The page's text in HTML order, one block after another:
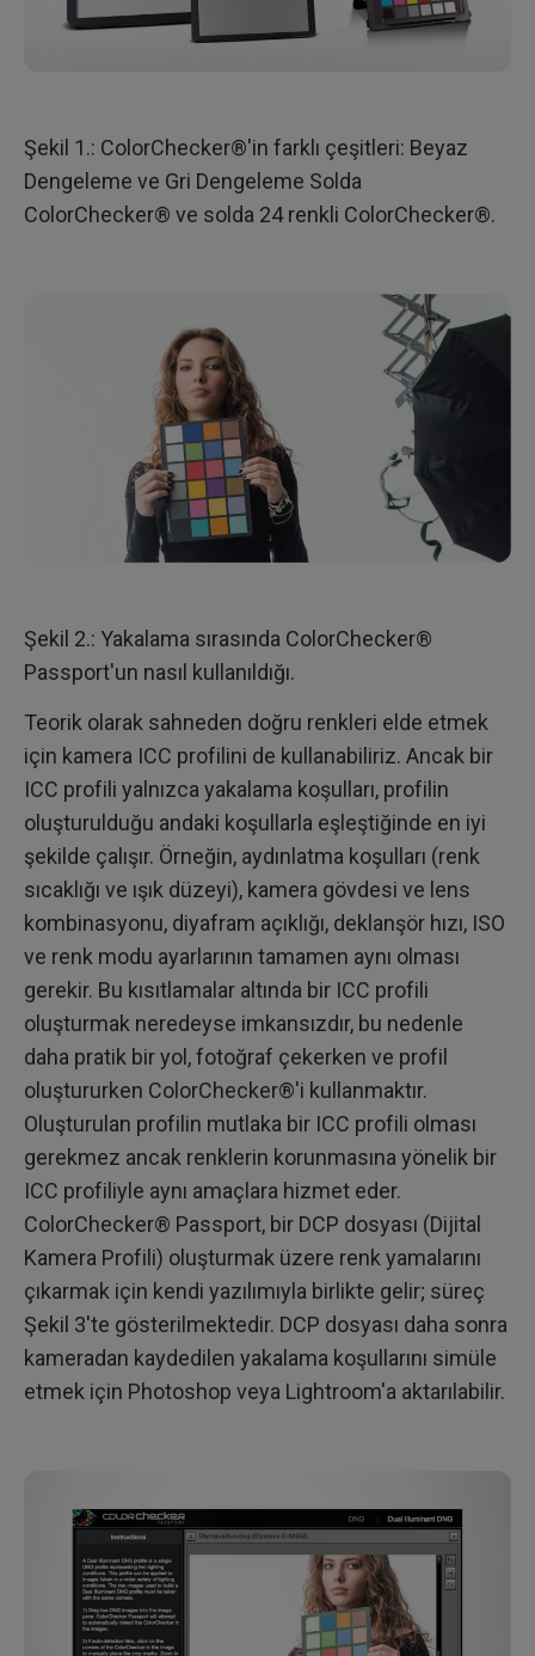
Şekil 1.: ColorChecker®'in farklı çeşitleri: Beyaz
Dengeleme ve Gri Dengeleme Solda
ColorChecker® ve solda 24 renkli ColorChecker®.
Şekil 2.: Yakalama sırasında ColorChecker®
Passport'un nasıl kullanıldığı.
Teorik olarak sahneden doğru renkleri elde etmek
için kamera ICC profilini de kullanabiliriz. Ancak bir
ICC profili yalnızca yakalama koşulları, profilin
oluşturulduğu andaki koşullarla eşleştiğinde en iyi
şekilde çalışır. Örneğin, aydınlatma koşulları (renk
sıcaklığı ve ışık düzeyi), kamera gövdesi ve lens
kombinasyonu, diyafram açıklığı, deklanşör hızı, ISO
ve renk modu ayarlarının tamamen aynı olması
gerekir. Bu kısıtlamalar altında bir ICC profili
oluşturmak neredeyse imkansızdır, bu nedenle
daha pratik bir yol, fotoğraf çekerken ve profil
oluştururken ColorChecker®'i kullanmaktır.
Oluşturulan profilin mutlaka bir ICC profili olması
gerekmez ancak renklerin korunmasına yönelik bir
ICC profiliyle aynı amaçlara hizmet eder.
ColorChecker® Passport, bir DCP dosyası (Dijital
Kamera Profili) oluşturmak üzere renk yamalarını
çıkarmak için kendi yazılımıyla birlikte gelir; süreç
Şekil 3'te gösterilmektedir. DCP dosyası daha sonra
kameradan kaydedilen yakalama koşullarını simüle
etmek için Photoshop veya Lightroom'a aktarılabilir.